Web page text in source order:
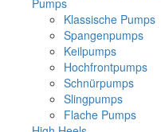
Pumps
Klassische Pumps
Spangenpumps
Keilpumps
Hochfrontpumps
Schnürpumps
Slingpumps
Flache Pumps